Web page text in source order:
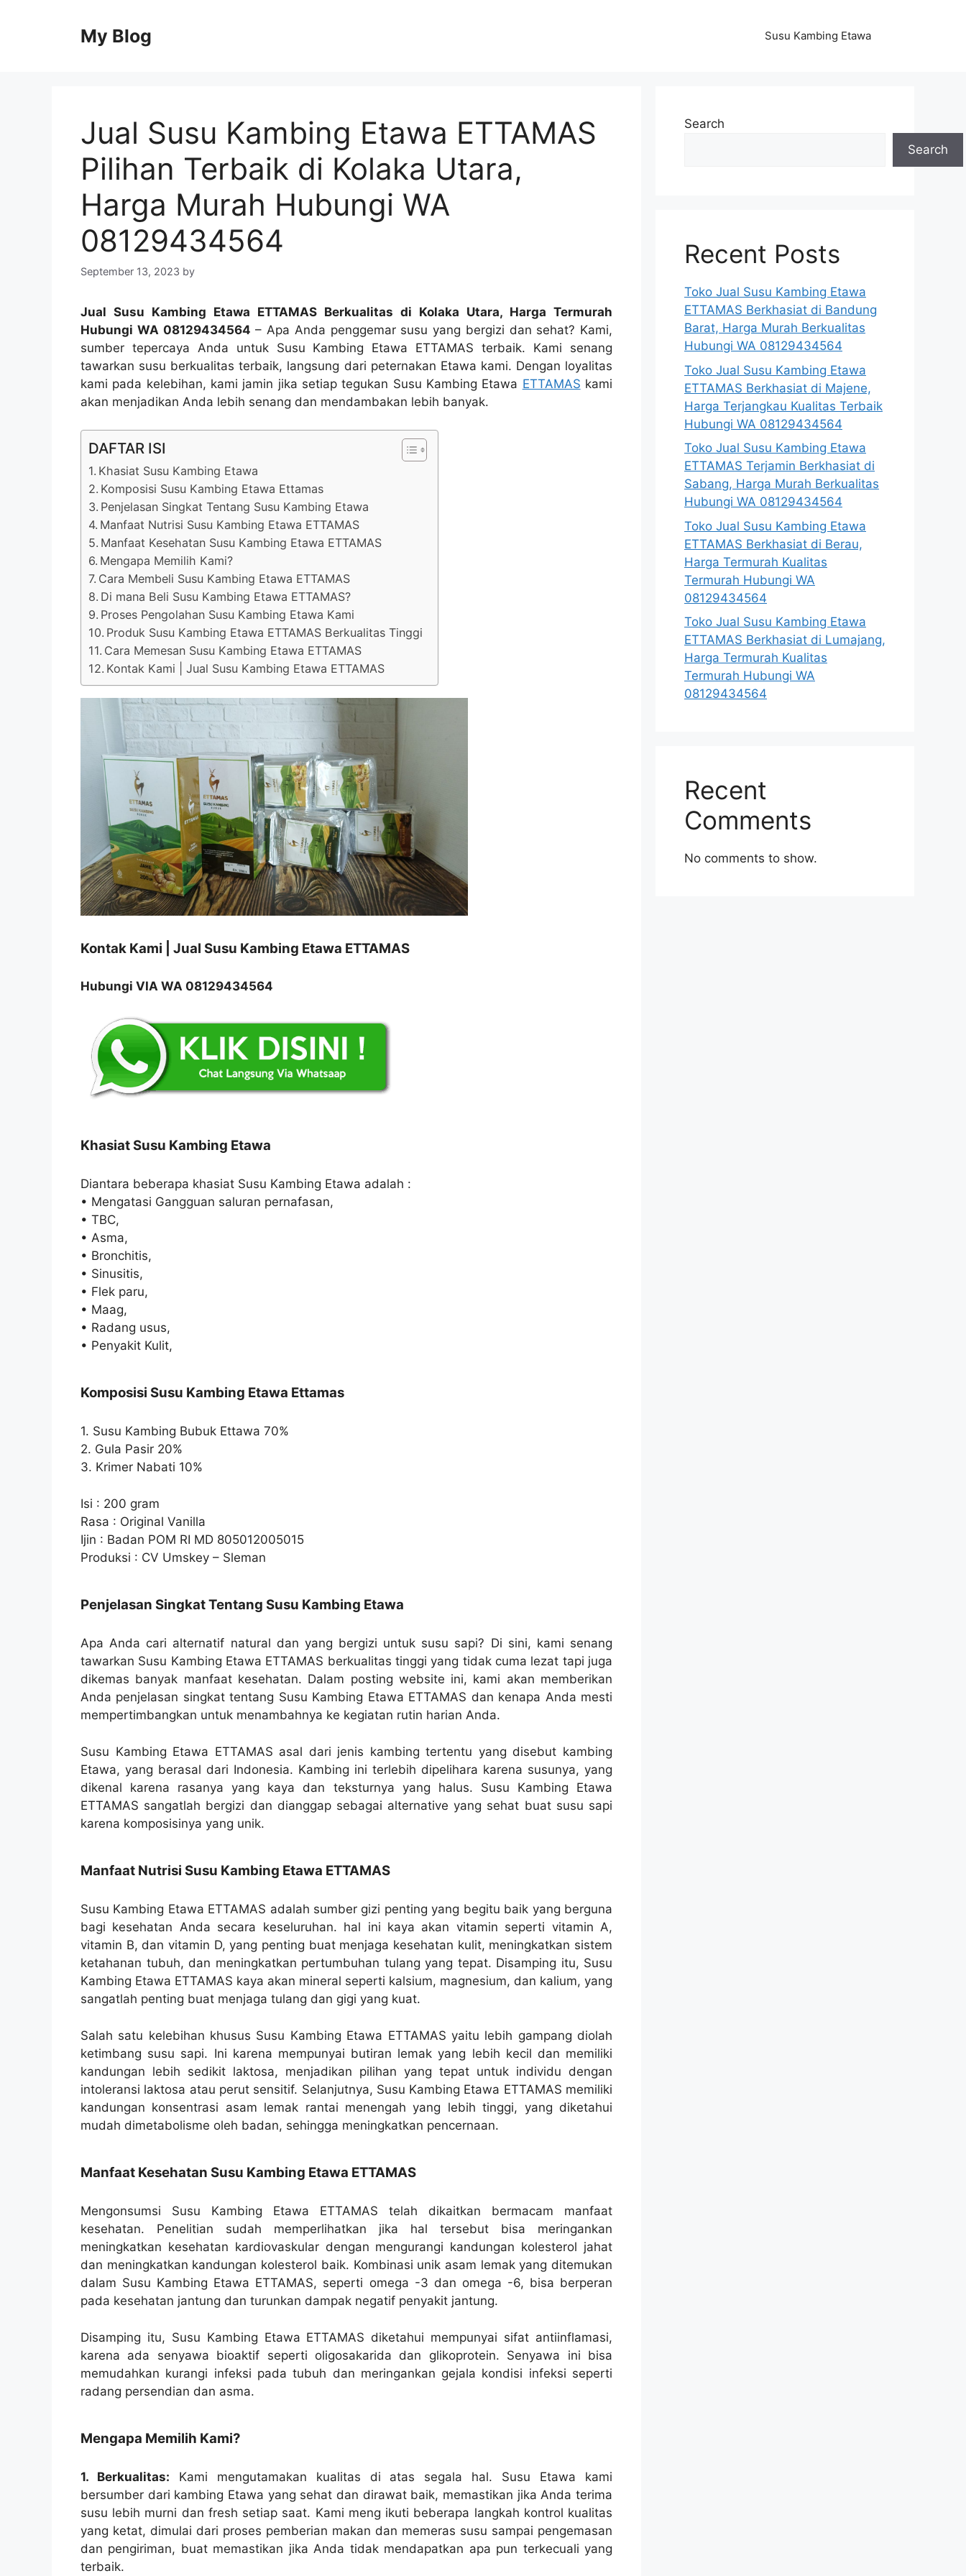
My Blog Susu Kambing Etawa
Jual Susu Kambing Etawa ETTAMAS
Pilihan Terbaik di Kolaka Utara,
Harga Murah Hubungi WA
08129434564
September 13, 2023 by
Jual Susu Kambing Etawa ETTAMAS Berkualitas di Kolaka Utara, Harga Termurah
Hubungi WA 08129434564 – Apa Anda penggemar susu yang bergizi dan sehat? Kami,
sumber tepercaya Anda untuk Susu Kambing Etawa ETTAMAS terbaik. Kami senang
tawarkan susu berkualitas terbaik, langsung dari peternakan Etawa kami. Dengan loyalitas
kami pada kelebihan, kami jamin jika setiap tegukan Susu Kambing Etawa ETTAMAS kami
akan menjadikan Anda lebih senang dan mendambakan lebih banyak.
DAFTAR ISI
Khasiat Susu Kambing Etawa
Komposisi Susu Kambing Etawa Ettamas
Penjelasan Singkat Tentang Susu Kambing Etawa
Manfaat Nutrisi Susu Kambing Etawa ETTAMAS
Manfaat Kesehatan Susu Kambing Etawa ETTAMAS
Mengapa Memilih Kami?
Cara Membeli Susu Kambing Etawa ETTAMAS
Di mana Beli Susu Kambing Etawa ETTAMAS?
Proses Pengolahan Susu Kambing Etawa Kami
Produk Susu Kambing Etawa ETTAMAS Berkualitas Tinggi
Cara Memesan Susu Kambing Etawa ETTAMAS
Kontak Kami | Jual Susu Kambing Etawa ETTAMAS
Kontak Kami | Jual Susu Kambing Etawa ETTAMAS
Hubungi VIA WA 08129434564
Khasiat Susu Kambing Etawa
Diantara beberapa khasiat Susu Kambing Etawa adalah :
• Mengatasi Gangguan saluran pernafasan,
• TBC,
• Asma,
• Bronchitis,
• Sinusitis,
• Flek paru,
• Maag,
• Radang usus,
• Penyakit Kulit,
Komposisi Susu Kambing Etawa Ettamas
1. Susu Kambing Bubuk Ettawa 70%
2. Gula Pasir 20%
3. Krimer Nabati 10%
Isi : 200 gram
Rasa : Original Vanilla
Ijin : Badan POM RI MD 805012005015
Produksi : CV Umskey – Sleman
Penjelasan Singkat Tentang Susu Kambing Etawa
Apa Anda cari alternatif natural dan yang bergizi untuk susu sapi? Di sini, kami senang
tawarkan Susu Kambing Etawa ETTAMAS berkualitas tinggi yang tidak cuma lezat tapi juga
dikemas banyak manfaat kesehatan. Dalam posting website ini, kami akan memberikan
Anda penjelasan singkat tentang Susu Kambing Etawa ETTAMAS dan kenapa Anda mesti
mempertimbangkan untuk menambahnya ke kegiatan rutin harian Anda.
Susu Kambing Etawa ETTAMAS asal dari jenis kambing tertentu yang disebut kambing
Etawa, yang berasal dari Indonesia. Kambing ini terlebih dipelihara karena susunya, yang
dikenal karena rasanya yang kaya dan teksturnya yang halus. Susu Kambing Etawa
ETTAMAS sangatlah bergizi dan dianggap sebagai alternative yang sehat buat susu sapi
karena komposisinya yang unik.
Manfaat Nutrisi Susu Kambing Etawa ETTAMAS
Susu Kambing Etawa ETTAMAS adalah sumber gizi penting yang begitu baik yang berguna
bagi kesehatan Anda secara keseluruhan. hal ini kaya akan vitamin seperti vitamin A,
vitamin B, dan vitamin D, yang penting buat menjaga kesehatan kulit, meningkatkan sistem
ketahanan tubuh, dan meningkatkan pertumbuhan tulang yang tepat. Disamping itu, Susu
Kambing Etawa ETTAMAS kaya akan mineral seperti kalsium, magnesium, dan kalium, yang
sangatlah penting buat menjaga tulang dan gigi yang kuat.
Salah satu kelebihan khusus Susu Kambing Etawa ETTAMAS yaitu lebih gampang diolah
ketimbang susu sapi. Ini karena mempunyai butiran lemak yang lebih kecil dan memiliki
kandungan lebih sedikit laktosa, menjadikan pilihan yang tepat untuk individu dengan
intoleransi laktosa atau perut sensitif. Selanjutnya, Susu Kambing Etawa ETTAMAS memiliki
kandungan konsentrasi asam lemak rantai menengah yang lebih tinggi, yang diketahui
mudah dimetabolisme oleh badan, sehingga meningkatkan pencernaan.
Manfaat Kesehatan Susu Kambing Etawa ETTAMAS
Mengonsumsi Susu Kambing Etawa ETTAMAS telah dikaitkan bermacam manfaat
kesehatan. Penelitian sudah memperlihatkan jika hal tersebut bisa meringankan
meningkatkan kesehatan kardiovaskular dengan mengurangi kandungan kolesterol jahat
dan meningkatkan kandungan kolesterol baik. Kombinasi unik asam lemak yang ditemukan
dalam Susu Kambing Etawa ETTAMAS, seperti omega -3 dan omega -6, bisa berperan
pada kesehatan jantung dan turunkan dampak negatif penyakit jantung.
Disamping itu, Susu Kambing Etawa ETTAMAS diketahui mempunyai sifat antiinflamasi,
karena ada senyawa bioaktif seperti oligosakarida dan glikoprotein. Senyawa ini bisa
memudahkan kurangi infeksi pada tubuh dan meringankan gejala kondisi infeksi seperti
radang persendian dan asma.
Mengapa Memilih Kami?
1. Berkualitas: Kami mengutamakan kualitas di atas segala hal. Susu Etawa kami
bersumber dari kambing Etawa yang sehat dan dirawat baik, memastikan jika Anda terima
susu lebih murni dan fresh setiap saat. Kami meng ikuti beberapa langkah kontrol kualitas
yang ketat, dimulai dari proses pemberian makan dan memeras susu sampai pengemasan
dan pengiriman, buat memastikan jika Anda tidak mendapatkan apa pun terkecuali yang
terbaik.
Search
Search
Recent Posts
Toko Jual Susu Kambing Etawa
ETTAMAS Berkhasiat di Bandung
Barat, Harga Murah Berkualitas
Hubungi WA 08129434564
Toko Jual Susu Kambing Etawa
ETTAMAS Berkhasiat di Majene,
Harga Terjangkau Kualitas Terbaik
Hubungi WA 08129434564
Toko Jual Susu Kambing Etawa
ETTAMAS Terjamin Berkhasiat di
Sabang, Harga Murah Berkualitas
Hubungi WA 08129434564
Toko Jual Susu Kambing Etawa
ETTAMAS Berkhasiat di Berau,
Harga Termurah Kualitas
Termurah Hubungi WA
08129434564
Toko Jual Susu Kambing Etawa
ETTAMAS Berkhasiat di Lumajang,
Harga Termurah Kualitas
Termurah Hubungi WA
08129434564
Recent
Comments
No comments to show.